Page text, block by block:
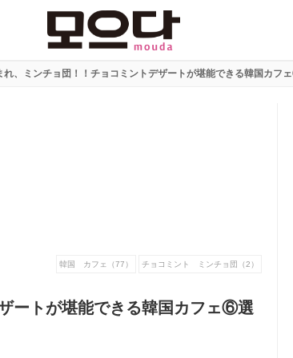
れ、ミンチョ団！！チョコミントデザートが堪能できる韓国カフ
韓国 カフェ（77） チョコミント ミンチョ団（2）
ートが堪能できる韓国カフェ⑥選